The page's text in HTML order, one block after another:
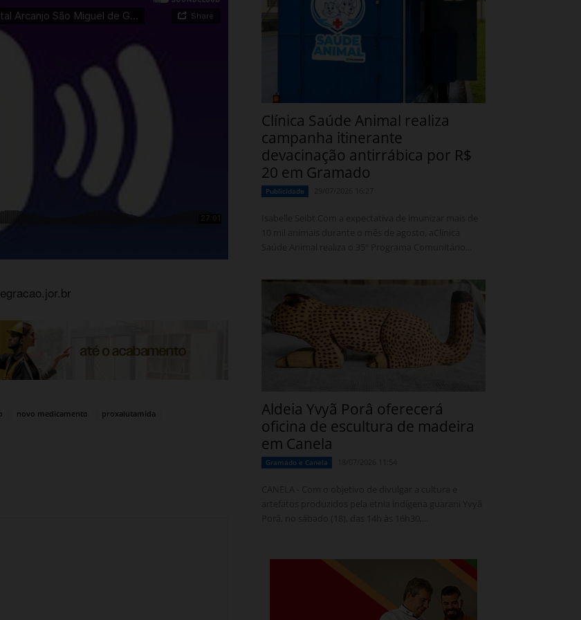
novo medicamento
proxalutamida
Clínica Saúde Animal realiza
campanha itinerante
devacinação antirrábica por R$
20 em Gramado
Publicidade
Aldeia Yvyã Porâ oferecerá
oficina de escultura de madeira
em Canela
Gramado e Canela